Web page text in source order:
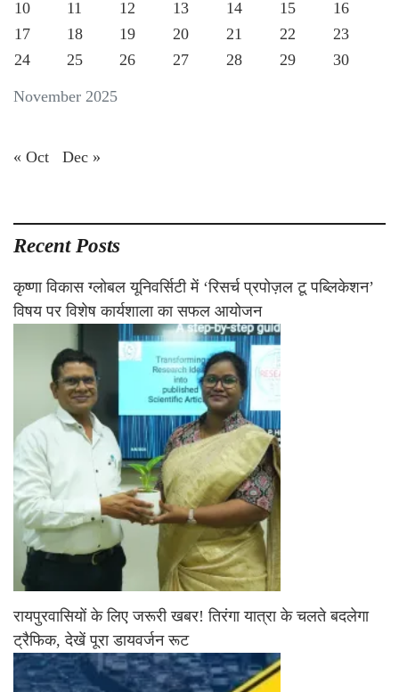
November 2025
10 11 12 13 14 15
16
17
18 19 20 21 22
23
24
25 26 27 28 29 30
« Oct Dec »
Recent Posts
कृष्णा विकास ग्लोबल यूनिवर्सिटी में ‘रिसर्च प्रपोज़ल टू पब्लिकेशन’
विषय पर विशेष कार्यशाला का सफल आयोजन
रायपुरवासियों के लिए जरूरी खबर! तिरंगा यात्रा के चलते बदलेगा
ट्रैफिक, देखें पूरा डायवर्जन रूट